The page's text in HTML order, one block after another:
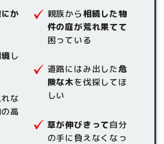
か
し
な
の高
親族から 相続した物
件の庭が荒れ果てて
困っている
道路にはみ出した危
険な木を伐採してほ
しい
草が伸びきって自分
の手に負えなくなっ